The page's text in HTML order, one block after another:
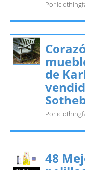
Por
de
Por
48